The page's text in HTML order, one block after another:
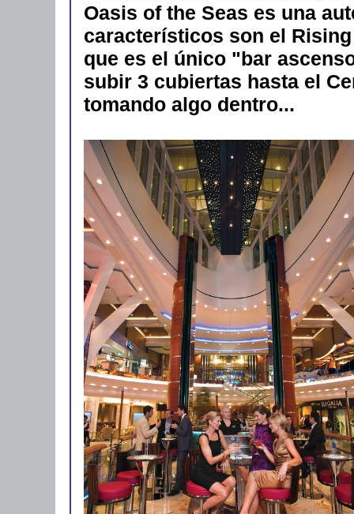
Oasis of the Seas es una
característicos son el
que es el único "bar
subir 3 cubiertas hasta el
tomando algo dentro...